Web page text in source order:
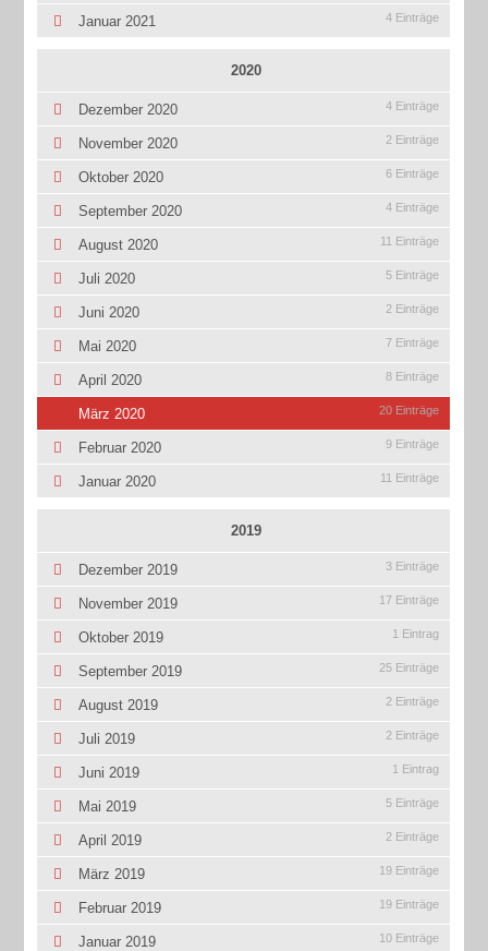
Januar 2021 4 Einträge
2020
Dezember 2020 4 Einträge
November 2020 2 Einträge
Oktober 2020 6 Einträge
September 2020 4 Einträge
August 2020 11 Einträge
Juli 2020 5 Einträge
Juni 2020 2 Einträge
Mai 2020 7 Einträge
April 2020 8 Einträge
März 2020 20 Einträge
Februar 2020 9 Einträge
Januar 2020 11 Einträge
2019
Dezember 2019 3 Einträge
November 2019 17 Einträge
Oktober 2019 1 Eintrag
September 2019 25 Einträge
August 2019 2 Einträge
Juli 2019 2 Einträge
Juni 2019 1 Eintrag
Mai 2019 5 Einträge
April 2019 2 Einträge
März 2019 19 Einträge
Februar 2019 19 Einträge
Januar 2019 10 Einträge